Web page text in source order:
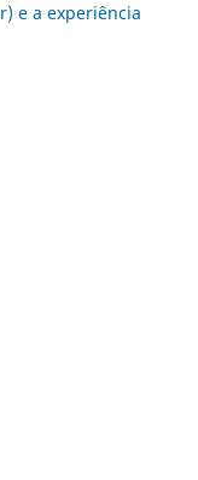
e a experiência